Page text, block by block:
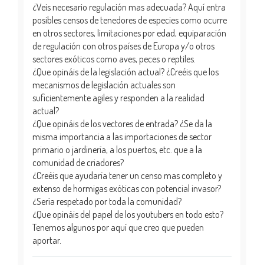
¿Veis necesario regulación mas adecuada? Aquí entra
posibles censos de tenedores de especies como ocurre
en otros sectores, limitaciones por edad, equiparación
de regulación con otros países de Europa y/o otros
sectores exóticos como aves, peces o reptiles.
¿Que opináis de la legislación actual? ¿Creéis que los
mecanismos de legislación actuales son
suficientemente agiles y responden a la realidad
actual?
¿Que opináis de los vectores de entrada? ¿Se da la
misma importancia a las importaciones de sector
primario o jardinería, a los puertos, etc. que a la
comunidad de criadores?
¿Creéis que ayudaría tener un censo mas completo y
extenso de hormigas exóticas con potencial invasor?
¿Sería respetado por toda la comunidad?
¿Que opináis del papel de los youtubers en todo esto?
Tenemos algunos por aquí que creo que pueden
aportar.